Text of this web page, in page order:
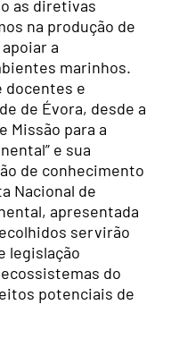
as diretivas
na produção de
a
marinhos.
docentes e
de Évora, desde a
Missão para a
e sua
de conhecimento
Nacional de
apresentada
servirão
legislação
do
potenciais de